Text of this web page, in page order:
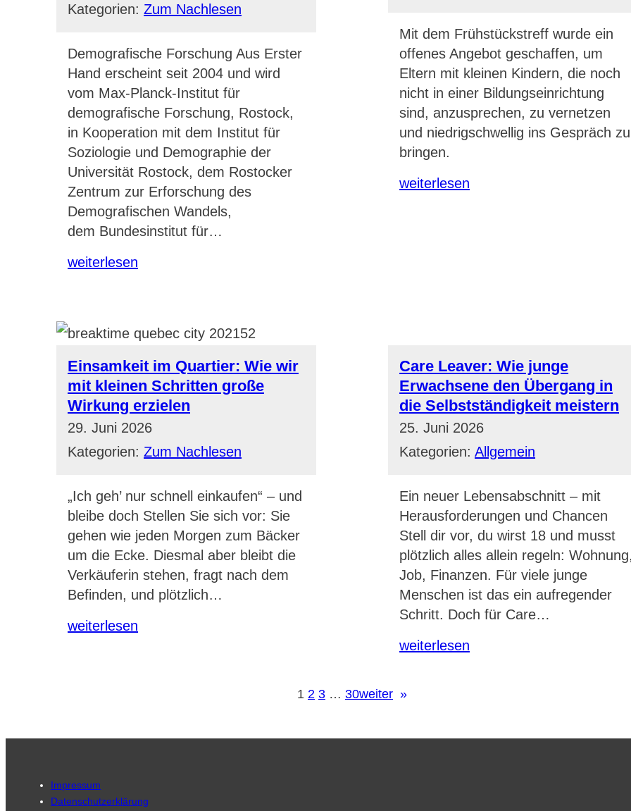
Kategorien: Zum Nachlesen
Demografische Forschung Aus Erster
Hand erscheint seit 2004 und wird
vom Max-Planck-Institut für
demografische Forschung, Rostock,
in Kooperation mit dem Institut für
Soziologie und Demographie der
Universität Rostock, dem Rostocker
Zentrum zur Erforschung des
Demografischen Wandels,
dem Bundesinstitut für…
weiterlesen
Mit dem Frühstückstreff wurde ein
offenes Angebot geschaffen, um
Eltern mit kleinen Kindern, die noch
nicht in einer Bildungseinrichtung
sind, anzusprechen, zu vernetzen
und niedrigschwellig ins Gespräch zu
bringen.
weiterlesen
Einsamkeit im Quartier: Wie wir
mit kleinen Schritten große
Wirkung erzielen
29. Juni 2026
Kategorien: Zum Nachlesen
„Ich geh’ nur schnell einkaufen“ – und
bleibe doch Stellen Sie sich vor: Sie
gehen wie jeden Morgen zum Bäcker
um die Ecke. Diesmal aber bleibt die
Verkäuferin stehen, fragt nach dem
Befinden, und plötzlich…
weiterlesen
Care Leaver: Wie junge
Erwachsene den Übergang in
die Selbstständigkeit meistern
25. Juni 2026
Kategorien:Allgemein
Ein neuer Lebensabschnitt – mit
Herausforderungen und Chancen
Stell dir vor, du wirst 18 und musst
plötzlich alles allein regeln:
Job, Finanzen. Für viele junge
Menschen ist das ein aufregender
Schritt. Doch für Care…
weiterlesen
1 2 3 … 30weiter »
Impressum
Datenschutzerklärung